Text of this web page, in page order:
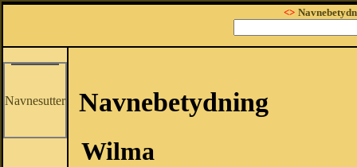
<>
Navnesutter Navnebetydning
Wilma